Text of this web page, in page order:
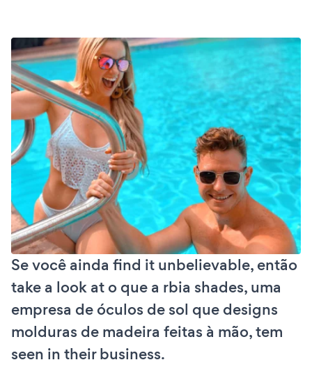
Se você ainda find it unbelievable, então
take a look at o que a rbia shades, uma
empresa de óculos de sol que designs
molduras de madeira feitas à mão, tem
seen in their business.